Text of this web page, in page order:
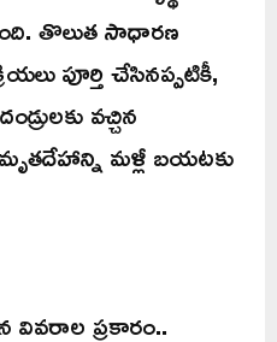
తొలుత సాధారణ
పూర్తి చేసినప్పటికీ,
వచ్చిన
మళ్లీ బయటకు
వివరాల ప్రకారం..